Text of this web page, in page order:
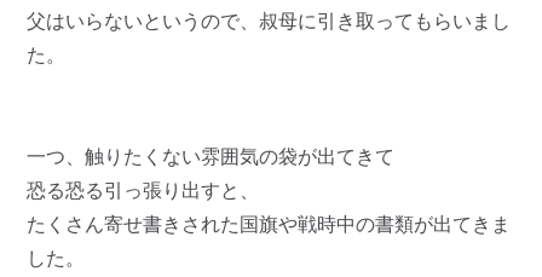
父はいらないというので、叔母に引き取ってもらいまし
た。
一つ、触りたくない雰囲気の袋が出てきて
恐る恐る引っ張り出すと、
たくさん寄せ書きされた国旗や戦時中の書類が出てきま
した。